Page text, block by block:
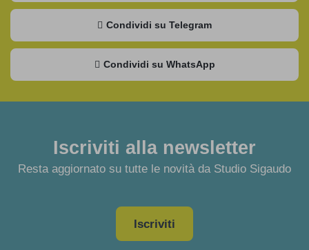
Condividi su Telegram
Condividi su WhatsApp
Iscriviti alla newsletter
Resta aggiornato su tutte le novità da Studio Sigaudo
Iscriviti